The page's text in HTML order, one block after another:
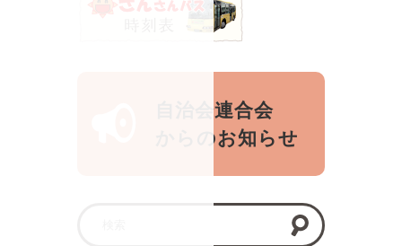
自治会連合会
からのお知らせ